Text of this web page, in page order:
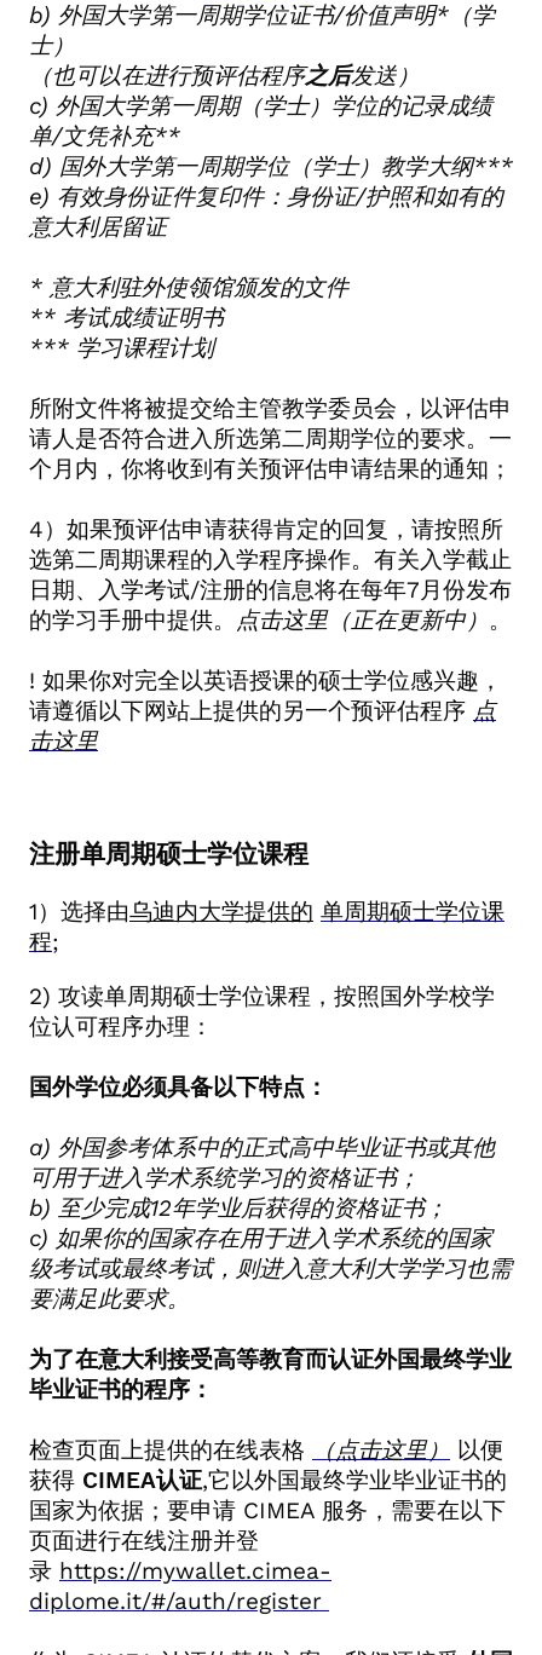
b) 外国大学第一周期学位证书/价值声明* （学
士）
（也可以在进行预评估程序之后发送）
c) 外国大学第一周期（学士）学位的记录成绩
单/文凭补充**
d) 国外大学第一周期学位（学士）教学大纲***
e) 有效身份证件复印件：身份证/护照和如有的
意大利居留证
* 意大利驻外使领馆颁发的文件
** 考试成绩证明书
*** 学习课程计划
所附文件将被提交给主管教学委员会，以评估申
请人是否符合进入所选第二周期学位的要求。一
个月内，你将收到有关预评估申请结果的通知；
4）如果预评估申请获得肯定的回复，请按照所
选第二周期课程的入学程序操作。有关入学截止
日期、入学考试/注册的信息将在每年7月份发布
的学习手册中提供。 点击这里（正在更新中） 。
! 如果你对完全以英语授课的硕士学位感兴趣，
请遵循以下网站上提供的另一个预评估程序 点
击这里
注册单周期硕士学位课程
1）选择由乌迪内大学提供的 单周期硕士学位课
程;
2) 攻读单周期硕士学位课程，按照国外学校学
位认可程序办理：
国外学位必须具备以下特点：
a) 外国参考体系中的正式高中毕业证书或其他
可用于进入学术系统学习的资格证书；
b) 至少完成12年学业后获得的资格证书；
c) 如果你的国家存在用于进入学术系统的国家
级考试或最终考试，则进入意大利大学学习也需
要满足此要求。
为了在意大利接受高等教育而认证外国最终学业
毕业证书的程序：
检查页面上提供的在线表格 （点击这里）
以便
获得 CIMEA认证,它以外国最终学业毕业证书的
国家为依据；要申请 CIMEA 服务，需要在以下
页面进行在线注册并登
录 https://mywallet.cimea-
diplome.it/#/auth/register